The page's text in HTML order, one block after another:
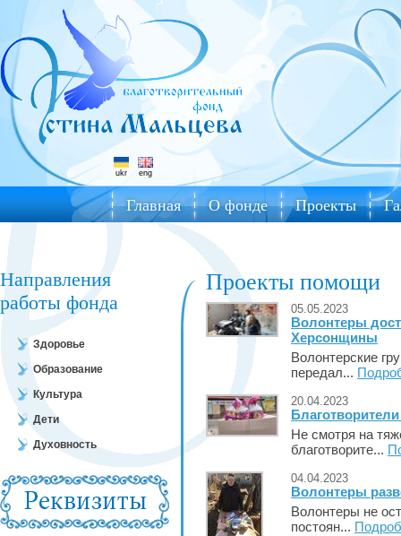
ukr eng
Главная О фонде Проекты
Направления
работы фонда
Здоровье
Образование
Культура
Дети
Духовность
Проекты помощи
05.05.2023
Волонтеры
Херсонщины
Волонтерские
передал...
20.04.2023
Не смотря на
благотворите...
04.04.2023
Волонтеры
Волонтеры не
постоян...